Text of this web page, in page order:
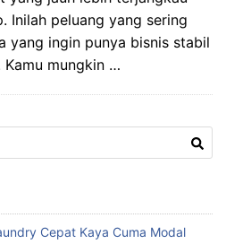
Inilah peluang yang sering
yang ingin punya bisnis stabil
mungkin …
Cepat Kaya Cuma Modal